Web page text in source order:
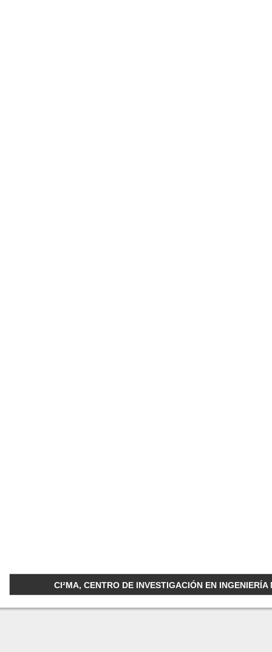
CI²MA, CENTRO DE INVESTIGACIÓN EN